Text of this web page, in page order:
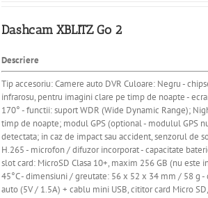
Dashcam XBLITZ Go 2
Descriere
Tip accesoriu: Camere auto DVR Culoare: Negru -
infrarosu, pentru imagini clare pe timp de noapte -
170° - functii: suport WDR (Wide Dynamic Range);
timp de noapte; modul GPS (optional - modulul GPS
detectata; in caz de impact sau accident, senzorul de
H.265 - microfon / difuzor incorporat - capacitate
slot card: MicroSD Clasa 10+, maxim 256 GB (nu
45°C - dimensiuni / greutate: 56 x 52 x 34 mm / 58 g
auto (5V / 1.5A) + cablu mini USB, cititor card Micro